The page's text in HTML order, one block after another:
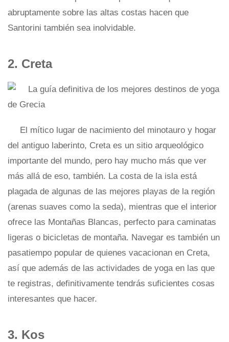
abruptamente sobre las altas costas hacen que
Santorini también sea inolvidable.
2. Creta
El mítico lugar de nacimiento del minotauro y hogar
del antiguo laberinto, Creta es un sitio arqueológico
importante del mundo, pero hay mucho más que ver
más allá de eso, también. La costa de la isla está
plagada de algunas de las mejores playas de la región
(arenas suaves como la seda), mientras que el interior
ofrece las Montañas Blancas, perfecto para caminatas
ligeras o bicicletas de montaña. Navegar es también un
pasatiempo popular de quienes vacacionan en Creta,
así que además de las actividades de yoga en las que
te registras, definitivamente tendrás suficientes cosas
interesantes que hacer.
3. Kos